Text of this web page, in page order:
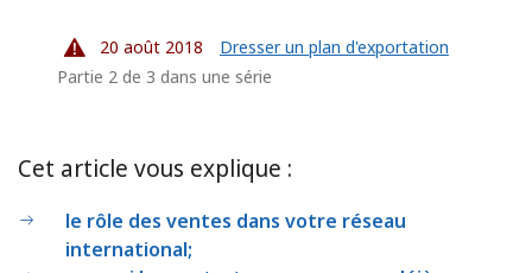
20 août 2018
Dresser un plan d'exportation
Partie 2 de 3 dans une série
Cet article vous explique :
le rôle des ventes dans votre réseau
international;